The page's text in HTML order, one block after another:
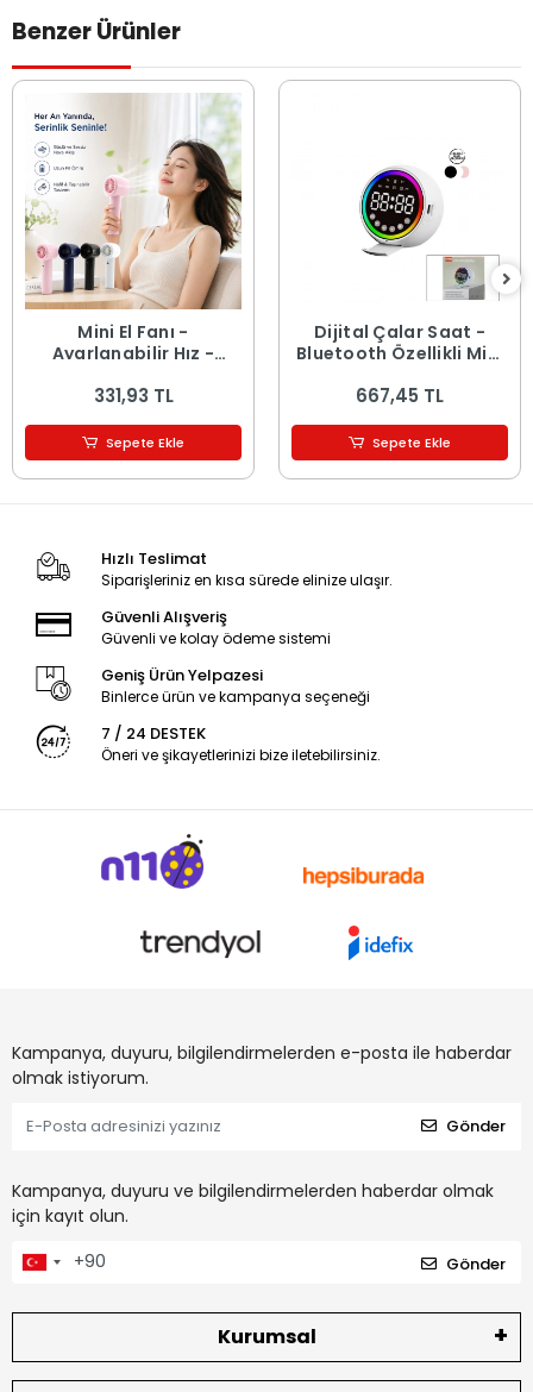
Benzer Ürünler
Mini El Fanı -
Ayarlanabilir Hız -
Karışık Renk
331,93 TL
Sepete Ekle
Dijital Çalar Saat -
Bluetooth Özellikli Mini
Işıklı
667,45 TL
Sepete Ekle
Hızlı Teslimat
Siparişleriniz en kısa sürede elinize ulaşır.
Güvenli Alışveriş
Güvenli ve kolay ödeme sistemi
Geniş Ürün Yelpazesi
Binlerce ürün ve kampanya seçeneği
7 / 24 DESTEK
Öneri ve şikayetlerinizi bize iletebilirsiniz.
Kampanya, duyuru, bilgilendirmelerden e-posta ile haberdar
olmak istiyorum.
Gönder
Kampanya, duyuru ve bilgilendirmelerden haberdar olmak
için kayıt olun.
Gönder
Kurumsal